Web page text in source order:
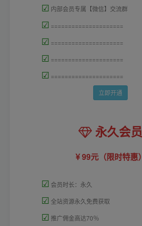
☑ 内部会员专属【微信】交流群
☑ =====================
☑ =====================
☑ =====================
☑ =====================
立即开通
永久会员
99元（限时特惠）
☑ 会员时长：永久
☑ 全站资源永久免费获取
☑ 推广佣金高达70％